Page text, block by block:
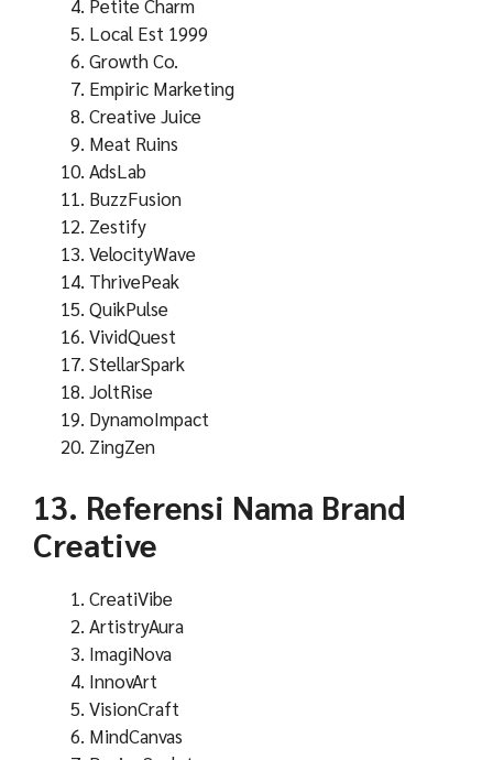
Petite Charm
Local Est 1999
Growth Co.
Empiric Marketing
Creative Juice
Meat Ruins
AdsLab
BuzzFusion
Zestify
VelocityWave
ThrivePeak
QuikPulse
VividQuest
StellarSpark
JoltRise
DynamoImpact
ZingZen
13. Referensi Nama Brand
Creative
CreatiVibe
ArtistryAura
ImagiNova
InnovArt
VisionCraft
MindCanvas